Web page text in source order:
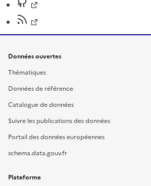
Données ouvertes
Thématiques
Données de référence
Catalogue de données
Suivre les publications des données
Portail des données européennes
schema.data.gouv.fr
Plateforme